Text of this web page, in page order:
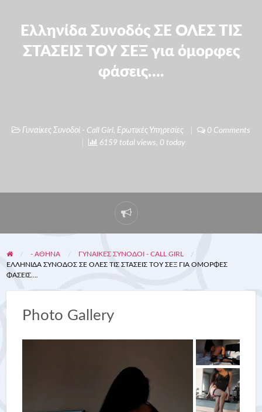
Ελληνίδα Συνοδός ΣΕ ΟΛΕΣ ΤΙΣ
ΣΤΑΣΕΙΣ ΤΟΥ ΣΕΞ για όμορφες
φάσεις….
Γυναίκες Συνοδοί - Call Girl, Ερωτικές Υπηρεσίες
0 Comments
6159 total views, 0 today
- ΑΘΗΝΑ
ΓΥΝΑΊΚΕΣ ΣΥΝΟΔΟΊ - CALL GIRL
ΕΛΛΗΝΊΔΑ ΣΥΝΟΔΌΣ ΣΕ ΟΛΕΣ ΤΙΣ ΣΤΑΣΕΙΣ ΤΟΥ ΣΕΞ ΓΙΑ ΌΜΟΡΦΕΣ
ΦΆΣΕΙΣ….
Photo Gallery